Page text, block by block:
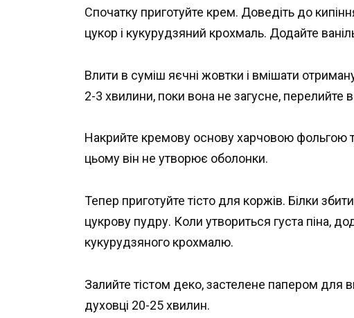
Спочатку приготуйте крем. Доведіть до
цукор і кукурудзяний крохмаль. Додайте
Влити в суміш яєчні жовтки і вмішати
2-3 хвилини, поки вона не загусне, перелийте
Накрийте кремову основу харчовою фольгою
цьому він не утворює оболонки.
Тепер приготуйте тісто для коржів. Білки
цукрову пудру. Коли утвориться густа піна,
кукурудзяного крохмалю.
Залийте тістом деко, застелене папером для
духовці 20-25 хвилин.